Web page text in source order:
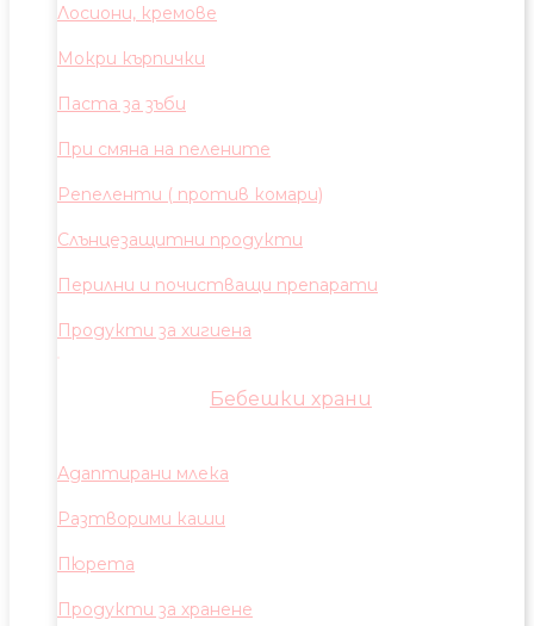
Лосиони, кремове
Мокри кърпички
Паста за зъби
При смяна на пелените
Репеленти ( против комари)
Слънцезащитни продукти
Перилни и почистващи препарати
Продукти за хигиена
Бебешки храни
Адаптирани млека
Разтворими каши
Пюрета
Продукти за хранене